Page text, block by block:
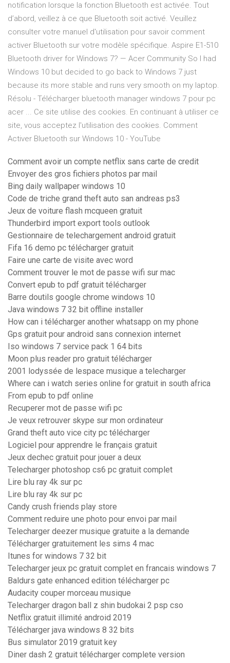
notification lorsque la fonction Bluetooth est activée. Tout
d’abord, veillez à ce que Bluetooth soit activé. Veuillez
consulter votre manuel d'utilisation pour savoir comment
activer Bluetooth sur votre modèle spécifique. Aspire E1-510
Bluetooth driver for Windows 7? — Acer Community So I had
Windows 10 but decided to go back to Windows 7 just
because its more stable and runs very smooth on my laptop.
Résolu - Télécharger bluetooth manager windows 7 pour pc
acer ... Ce site utilise des cookies. En continuant à utiliser ce
site, vous acceptez l'utilisation des cookies. Comment
Activer Bluetooth sur Windows 10 - YouTube
Comment avoir un compte netflix sans carte de credit
Envoyer des gros fichiers photos par mail
Bing daily wallpaper windows 10
Code de triche grand theft auto san andreas ps3
Jeux de voiture flash mcqueen gratuit
Thunderbird import export tools outlook
Gestionnaire de telechargement android gratuit
Fifa 16 demo pc télécharger gratuit
Faire une carte de visite avec word
Comment trouver le mot de passe wifi sur mac
Convert epub to pdf gratuit télécharger
Barre doutils google chrome windows 10
Java windows 7 32 bit offline installer
How can i télécharger another whatsapp on my phone
Gps gratuit pour android sans connexion internet
Iso windows 7 service pack 1 64 bits
Moon plus reader pro gratuit télécharger
2001 lodyssée de lespace musique a telecharger
Where can i watch series online for gratuit in south africa
From epub to pdf online
Recuperer mot de passe wifi pc
Je veux retrouver skype sur mon ordinateur
Grand theft auto vice city pc télécharger
Logiciel pour apprendre le français gratuit
Jeux dechec gratuit pour jouer a deux
Telecharger photoshop cs6 pc gratuit complet
Lire blu ray 4k sur pc
Lire blu ray 4k sur pc
Candy crush friends play store
Comment reduire une photo pour envoi par mail
Telecharger deezer musique gratuite a la demande
Télécharger gratuitement les sims 4 mac
Itunes for windows 7 32 bit
Telecharger jeux pc gratuit complet en francais windows 7
Baldurs gate enhanced edition télécharger pc
Audacity couper morceau musique
Telecharger dragon ball z shin budokai 2 psp cso
Netflix gratuit illimité android 2019
Télécharger java windows 8 32 bits
Bus simulator 2019 gratuit key
Diner dash 2 gratuit télécharger complete version